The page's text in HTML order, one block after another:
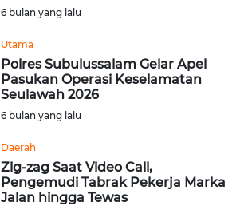
6 bulan yang lalu
Utama
Polres Subulussalam Gelar Apel
Pasukan Operasi Keselamatan
Seulawah 2026
6 bulan yang lalu
Daerah
Zig-zag Saat Video Call,
Pengemudi Tabrak Pekerja Marka
Jalan hingga Tewas